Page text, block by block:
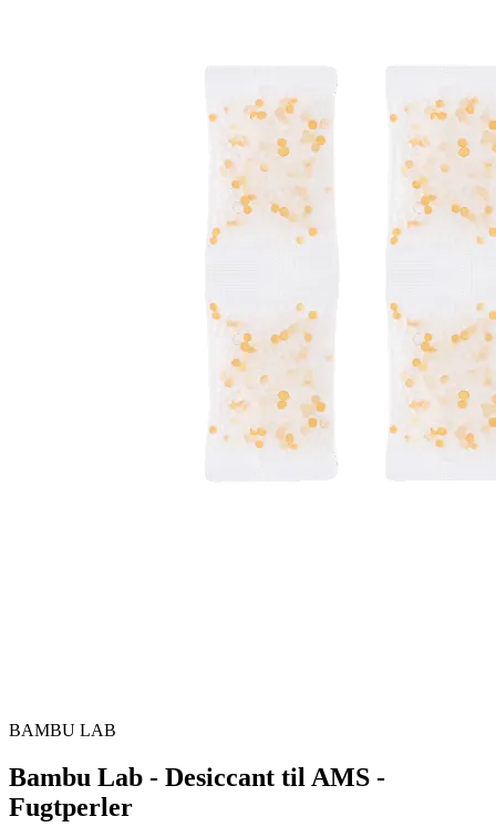
BAMBU LAB
Bambu Lab - Desiccant til AMS -
Fugtperler